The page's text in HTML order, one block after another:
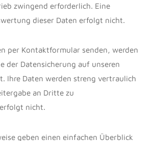
zwingend erforderlich. Eine
dieser Daten erfolgt nicht.
per Kontaktformular senden, werden
der Datensicherung auf unseren
Ihre Daten werden streng vertraulich
an Dritte zu
nicht.
geben einen einfachen Überblick